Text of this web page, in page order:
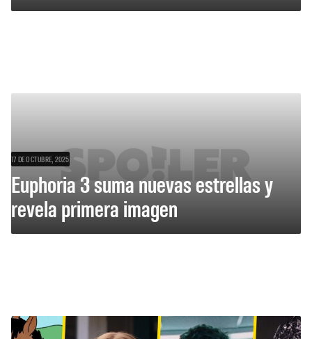
17 DE OCTUBRE, 2025
Euphoria 3 suma nuevas estrellas y
revela primera imagen